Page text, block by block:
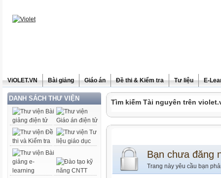
ViOLET.VN Bài giảng Giáo án Đề thi & Kiểm tra Tư liệu E-
DANH SÁCH THƯ VIỆN Tìm kiếm Tài nguyên trên
Bạn chưa đăng
Trang này yêu cầu bạn